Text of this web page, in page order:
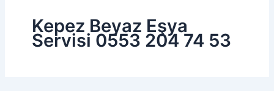
Kepez Beyaz Eşya
Servisi 0553 204 74 53